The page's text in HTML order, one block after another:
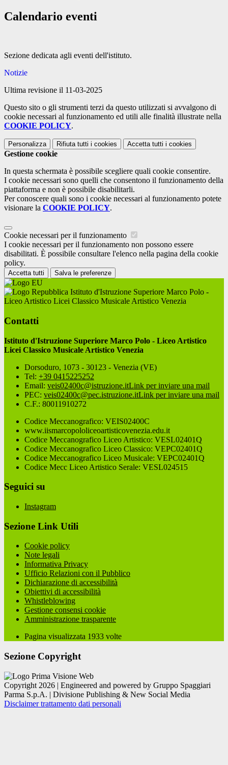
Calendario eventi
Sezione dedicata agli eventi dell'istituto.
Notizie
Ultima revisione il 11-03-2025
Questo sito o gli strumenti terzi da questo utilizzati si avvalgono di
cookie necessari al funzionamento ed utili alle finalità illustrate nella
COOKIE POLICY.
Personalizza Rifiuta tutti i cookies Accetta tutti i cookies
Gestione cookie
In questa schermata è possibile scegliere quali cookie consentire.
I cookie necessari sono quelli che consentono il funzionamento della
piattaforma e non è possibile disabilitarli.
Per conoscere quali sono i cookie necessari al funzionamento potete
visionare la COOKIE POLICY.
Cookie necessari per il funzionamento
I cookie necessari per il funzionamento non possono essere
disabilitati. È possibile consultare l'elenco nella pagina della cookie
policy.
Accetta tutti Salva le preferenze
Istituto d'Istruzione Superiore Marco Polo -
Liceo Artistico Licei Classico Musicale Artistico Venezia
Contatti
Istituto d'Istruzione Superiore Marco Polo - Liceo Artistico
Licei Classico Musicale Artistico Venezia
Dorsoduro, 1073 - 30123 - Venezia (VE)
Tel: +39 0415225252
Email: veis02400c@istruzione.itLink per inviare una mail
PEC: veis02400c@pec.istruzione.itLink per inviare una mail
C.F.: 80011910272
Codice Meccanografico: VEIS02400C
www.iismarcopololiceoartisticovenezia.edu.it
Codice Meccanografico Liceo Artistico: VESL02401Q
Codice Meccanografico Liceo Classico: VEPC02401Q
Codice Meccanografico Liceo Musicale: VEPC02401Q
Codice Mecc Liceo Artistico Serale: VESL024515
Seguici su
Instagram
Sezione Link Utili
Cookie policy
Note legali
Informativa Privacy
Ufficio Relazioni con il Pubblico
Dichiarazione di accessibilità
Obiettivi di accessibilità
Whistleblowing
Gestione consensi cookie
Amministrazione trasparente
Pagina visualizzata 1933 volte
Sezione Copyright
Copyright 2026 | Engineered and powered by Gruppo Spaggiari
Parma S.p.A. | Divisione Publishing & New Social Media
Disclaimer trattamento dati personali